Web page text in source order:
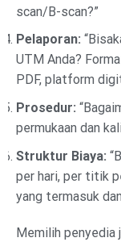
scan/B-scan?”
Pelaporan:
UTM Anda?
PDF, platform
Prosedur:
permukaan dan
Struktur Biaya:
per hari, per titik
yang termasuk
Memilih penyedia